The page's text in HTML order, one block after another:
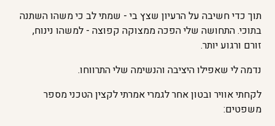
תוך כדי חשיבה על הרעיון שצץ בי - שמתי לב כי משהו השתנה
בתוכי. התחושה שלי הפכה ממצוקה קפוצה - למשהו נינוח,
זורם ורגוע יותר.
נדמה לי שאפילו היציבה והנשימה שלי התרווחו.
לקחתי אוויר ובטון אחר לגמרי אמרתי לקצין הטכני מספר
משפטים: